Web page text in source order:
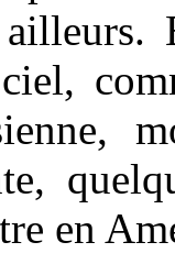
ciel,
en